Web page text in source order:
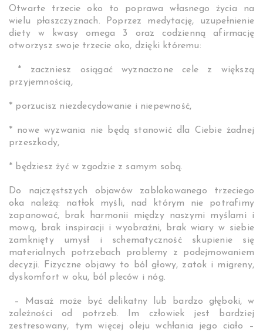
Otwarte trzecie oko to poprawa własnego życia na
wielu płaszczyznach. Poprzez medytację, uzupełnienie
diety w kwasy omega 3 oraz codzienną afirmację
otworzysz swoje trzecie oko, dzięki któremu:
* zaczniesz osiągać wyznaczone cele z większą
przyjemnością,
* porzucisz niezdecydowanie i niepewność,
* nowe wyzwania nie będą stanowić dla Ciebie żadnej
przeszkody,
* będziesz żyć w zgodzie z samym sobą.
Do najczęstszych objawów zablokowanego trzeciego
oka należą: natłok myśli, nad którym nie potrafimy
zapanować, brak harmonii między naszymi myślami i
mową, brak inspiracji i wyobraźni, brak wiary w siebie
zamknięty umysł i schematyczność skupienie się
materialnych potrzebach problemy z podejmowaniem
decyzji. Fizyczne objawy to ból głowy, zatok i migreny,
dyskomfort w oku, ból pleców i nóg.
– Masaż może być delikatny lub bardzo głęboki, w
zależności od potrzeb. Im człowiek jest bardziej
zestresowany, tym więcej oleju wchłania jego ciało –